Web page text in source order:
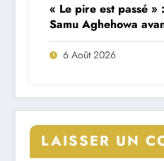
« Le pire est passé »
Samu Aghehowa
Porto ?
6 Août 2026
LAISSER UN